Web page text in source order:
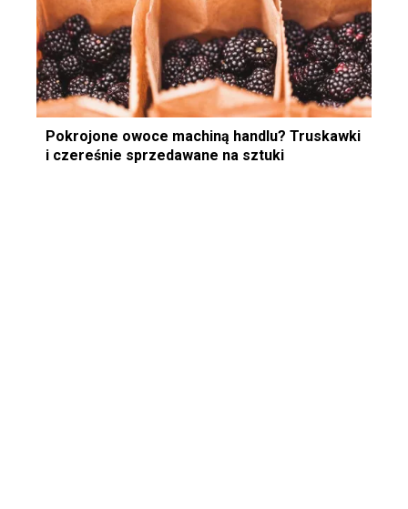
Pokrojone owoce machiną handlu? Truskawki
i czereśnie sprzedawane na sztuki